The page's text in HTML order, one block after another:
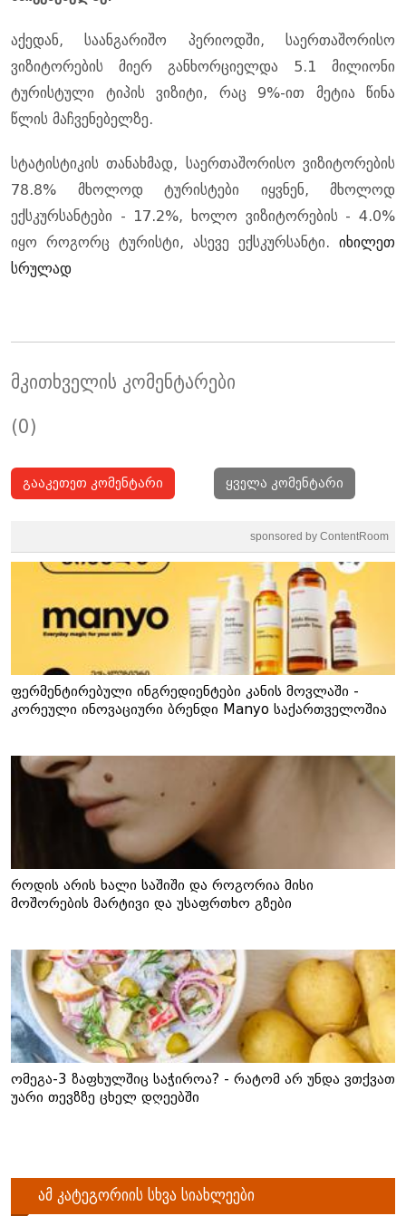
აქედან, საანგარიშო პერიოდში, საერთაშორისო
ვიზიტორების მიერ განხორციელდა 5.1 მილიონი
ტურისტული ტიპის ვიზიტი, რაც 9%-ით მეტია წინა
წლის მაჩვენებელზე.
სტატისტიკის თანახმად, საერთაშორისო ვიზიტორების
78.8% მხოლოდ ტურისტები იყვნენ, მხოლოდ
ექსკურსანტები - 17.2%, ხოლო ვიზიტორების - 4.0%
იყო როგორც ტურისტი, ასევე ექსკურსანტი. იხილეთ
სრულად
მკითხველის კომენტარები
(0)
გააკეთეთ კომენტარი ყველა კომენტარი
sponsored by ContentRoom
ფერმენტირებული ინგრედიენტები კანის მოვლაში -
კორეული ინოვაციური ბრენდი Manyo საქართველოშია
როდის არის ხალი საშიში და როგორია მისი
მოშორების მარტივი და უსაფრთხო გზები
ომეგა-3 ზაფხულშიც საჭიროა? - რატომ არ უნდა ვთქვათ
უარი თევზზე ცხელ დღეებში
ამ კატეგორიის სხვა სიახლეები